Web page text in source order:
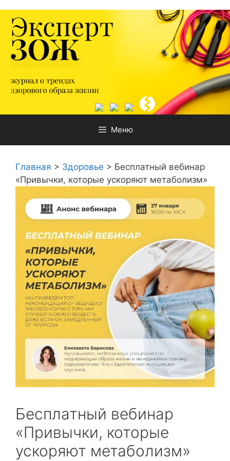
содержимому
Меню
Главная > Здоровье > Бесплатный вебинар
«Привычки, которые ускоряют метаболизм»⁣⁣⠀
Бесплатный вебинар
«Привычки, которые
ускоряют метаболизм»⁣⁣⠀